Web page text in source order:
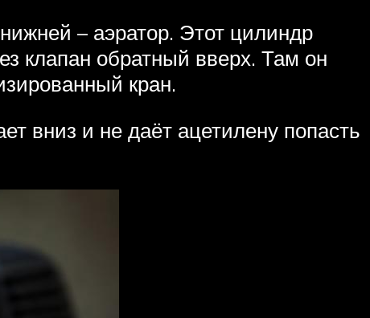
– аэратор. Этот цилиндр
клапан обратный вверх. Там он
кран.
вниз и не даёт ацетилену попасть